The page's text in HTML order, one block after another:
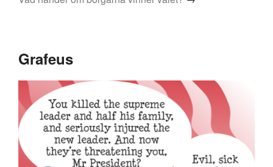
Grafeus